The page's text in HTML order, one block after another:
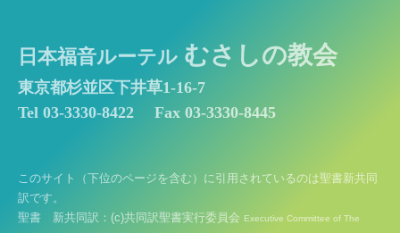
日本福音ルーテル むさしの教会
東京都杉並区下井草1-16-7
Tel 03-3330-8422
Fax 03-3330-8445
このサイト（下位のページを含む）に引用されているのは聖書新共同
訳です。
聖書 新共同訳：(c)共同訳聖書実行委員会 Executive Committee of The